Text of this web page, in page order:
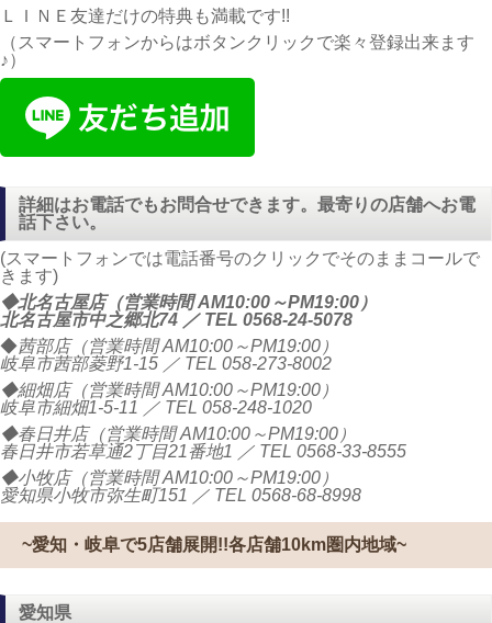
ＬＩＮＥ友達だけの特典も満載です!!
（スマートフォンからはボタンクリックで楽々登録出来ます
♪）
詳細はお電話でもお問合せできます。最寄りの店舗へお電
話下さい。
(スマートフォンでは電話番号のクリックでそのままコールで
きます)
◆北名古屋店（営業時間 AM10:00～PM19:00）
北名古屋市中之郷北74 ／ TEL 0568-24-5078
◆茜部店（営業時間 AM10:00～PM19:00）
岐阜市茜部菱野1-15 ／ TEL 058-273-8002
◆細畑店（営業時間 AM10:00～PM19:00）
岐阜市細畑1-5-11 ／ TEL 058-248-1020
◆春日井店（営業時間 AM10:00～PM19:00）
春日井市若草通2丁目21番地1 ／ TEL 0568-33-8555
◆小牧店（営業時間 AM10:00～PM19:00）
愛知県小牧市弥生町151 ／ TEL 0568-68-8998
~愛知・岐阜で5店舗展開!!各店舗10km圏内地域~
愛知県